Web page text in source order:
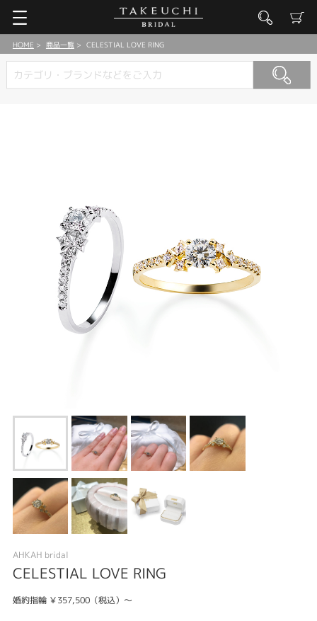
HOME 商品一覧 CELESTIAL LOVE RING
AHKAH bridal
CELESTIAL LOVE RING
婚約指輪 ￥357,500（税込）～